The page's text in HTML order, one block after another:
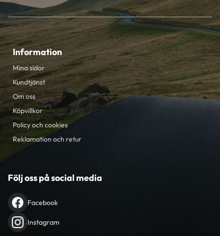
Information
Mina sidor
Kundtjänst
Om oss
Köpvillkor
Policy och cookies
Reklamation och retur
Följ oss på social media
Facebook
Instagram